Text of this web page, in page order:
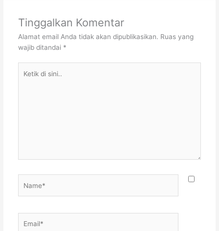
Tinggalkan Komentar
Alamat email Anda tidak akan dipublikasikan. Ruas yang
wajib ditandai *